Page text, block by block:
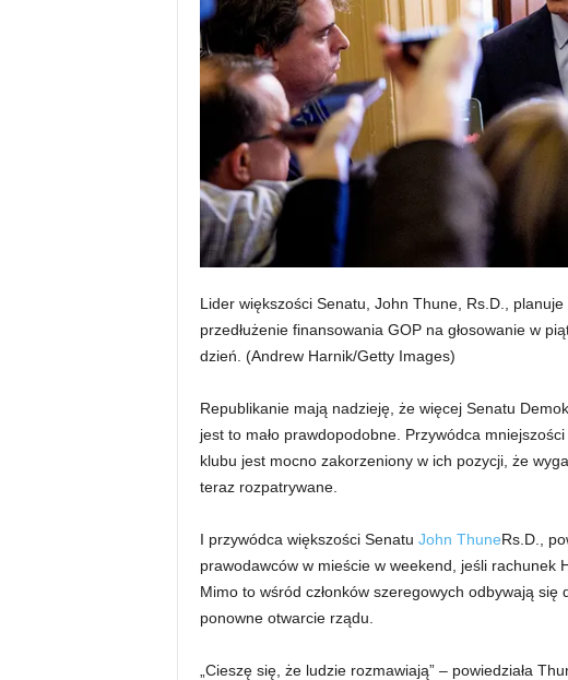
Lider większości Senatu, John Thune, Rs.D.,
przedłużenie finansowania GOP na głosowanie w
dzień. (Andrew Harnik/Getty Images)
Republikanie mają nadzieję, że więcej Senatu
jest to mało prawdopodobne. Przywódca
klubu jest mocno zakorzeniony w ich pozycji, że
teraz rozpatrywane.
I przywódca większości Senatu John ThuneRs.D.,
prawodawców w mieście w weekend, jeśli rachunek
Mimo to wśród członków szeregowych odbywają
ponowne otwarcie rządu.
„Cieszę się, że ludzie rozmawiają” – powiedziała